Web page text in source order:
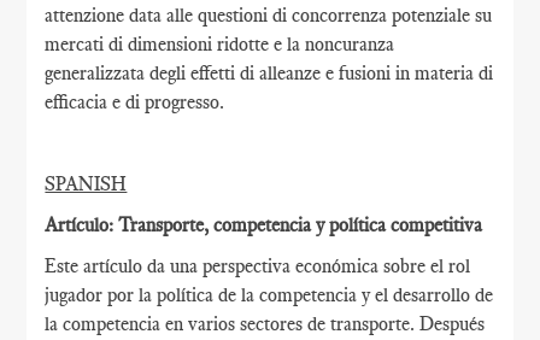
attenzione data alle questioni di concorrenza potenziale su
mercati di dimensioni ridotte e la noncuranza
generalizzata degli effetti di alleanze e fusioni in materia di
efficacia e di progresso.
SPANISH
Artículo: Transporte, competencia y política competitiva
Este artículo da una perspectiva económica sobre el rol
jugador por la política de la competencia y el desarrollo de
la competencia en varios sectores de transporte. Después